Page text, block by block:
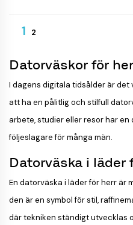
1 2
Datorväskor för
I dagens digitala tidsålder är
att ha en pålitlig och stilfull
arbete, studier eller resor har
följeslagare för många män.
Datorväska i läder
En datorväska i läder för herr är
den är en symbol för stil,
där tekniken ständigt utvecklas